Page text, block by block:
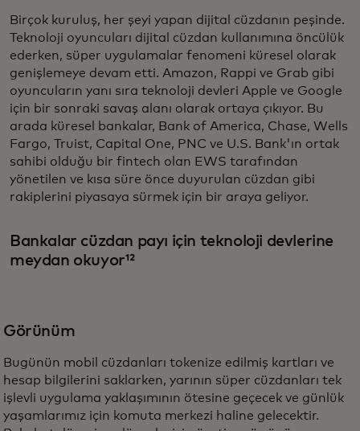
Birçok kuruluş, her şeyi yapan dijital cüzdanın peşinde.
Teknoloji oyuncuları dijital cüzdan kullanımına öncülük
ederken, süper uygulamalar fenomeni küresel olarak
genişlemeye devam etti. Amazon, Rappi ve Grab gibi
oyuncuların yanı sıra teknoloji devleri Apple ve Google
için bir sonraki savaş alanı olarak ortaya çıkıyor. Bu
arada küresel bankalar, Bank of America, Chase, Wells
Fargo, Truist, Capital One, PNC ve U.S. Bank'ın ortak
sahibi olduğu bir fintech olan EWS tarafından
yönetilen ve kısa süre önce duyurulan cüzdan gibi
rakiplerini piyasaya sürmek için bir araya geliyor.
Bankalar cüzdan payı için teknoloji devlerine
meydan okuyor¹²
Görünüm
Bugünün mobil cüzdanları tokenize edilmiş kartları ve
hesap bilgilerini saklarken, yarının süper cüzdanları tek
işlevli uygulama yaklaşımının ötesine geçecek ve günlük
yaşamlarımız için komuta merkezi haline gelecektir.